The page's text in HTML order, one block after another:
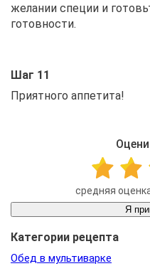
желании специи и
готовности.
Шаг 11
Приятного аппетита!
Я
Категории рецепта
Обед в мультиварке